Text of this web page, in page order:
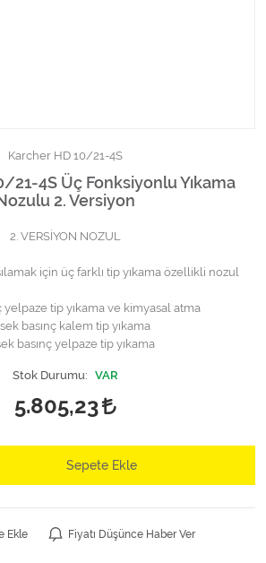
Karcher HD 10/21-4S
21-4S Üç Fonksiyonlu Yıkama
2. Versiyon
2. VERSİYON NOZUL
için üç farklı tip yıkama özellikli nozul
yelpaze tip yıkama ve kimyasal atma
basınç kalem tip yıkama
basınç yelpaze tip yıkama
Stok Durumu: VAR
5.805,23
Sepete Ekle
Ekle Fiyatı Düşünce Haber Ver